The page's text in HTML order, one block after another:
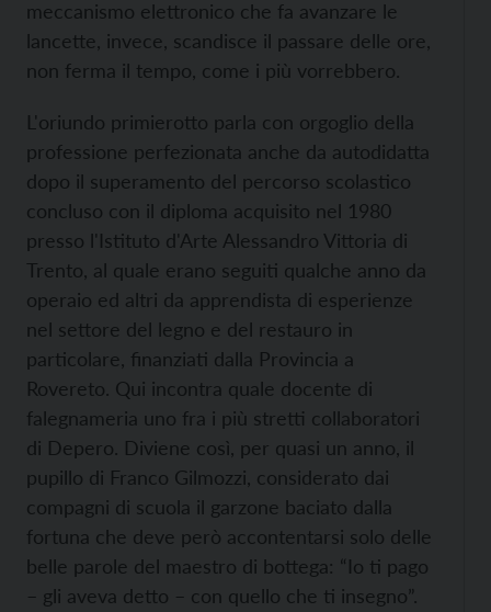
meccanismo elettronico che fa avanzare le
lancette, invece, scandisce il passare delle ore,
non ferma il tempo, come i più vorrebbero.
L'oriundo primierotto parla con orgoglio della
professione perfezionata anche da autodidatta
dopo il superamento del percorso scolastico
concluso con il diploma acquisito nel 1980
presso l'Istituto d'Arte Alessandro Vittoria di
Trento, al quale erano seguiti qualche anno da
operaio ed altri da apprendista di esperienze
nel settore del legno e del restauro in
particolare, finanziati dalla Provincia a
Rovereto. Qui incontra quale docente di
falegnameria uno fra i più stretti collaboratori
di Depero. Diviene così, per quasi un anno, il
pupillo di Franco Gilmozzi, considerato dai
compagni di scuola il garzone baciato dalla
fortuna che deve però accontentarsi solo delle
belle parole del maestro di bottega: “Io ti pago
– gli aveva detto – con quello che ti insegno”.